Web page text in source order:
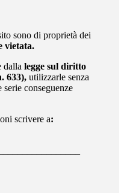
sono di proprietà dei
vietata.
dalla legge sul diritto
633),utilizzarle senza
conseguenze
scrivere a: